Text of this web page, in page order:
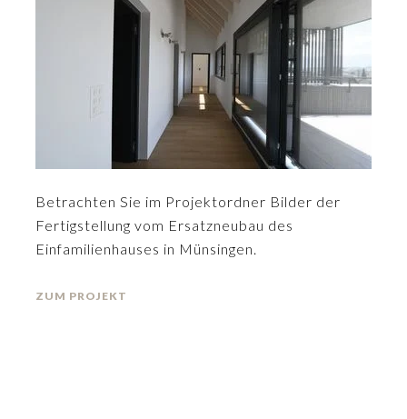
Betrachten Sie im Projektordner Bilder der
Fertigstellung vom Ersatzneubau des
Einfamilienhauses in Münsingen.
ZUM PROJEKT